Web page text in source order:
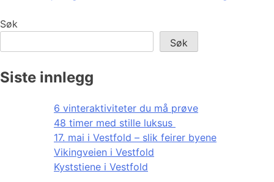
Søk
Søk
Siste innlegg
6 vinteraktiviteter du må prøve
48 timer med stille luksus
17. mai i Vestfold – slik feirer byene
Vikingveien i Vestfold
Kyststiene i Vestfold